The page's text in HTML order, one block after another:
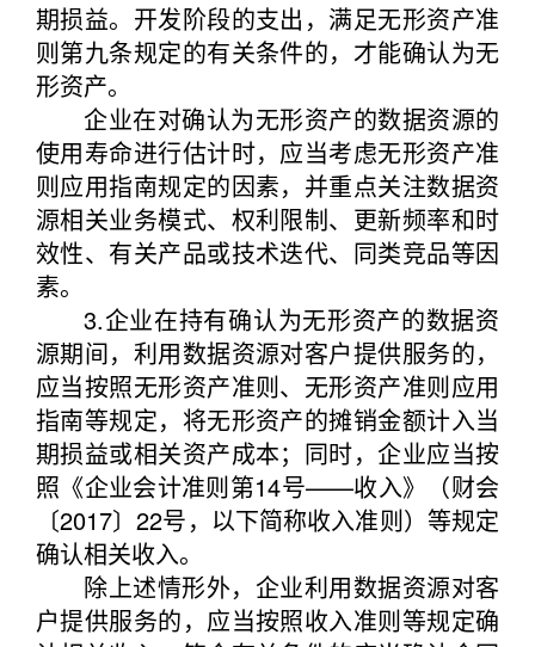
期损益。开发阶段的支出，满足无形资产准
则第九条规定的有关条件的，才能确认为无
形资产。
企业在对确认为无形资产的数据资源的
使用寿命进行估计时，应当考虑无形资产准
则应用指南规定的因素，并重点关注数据资
源相关业务模式、权利限制、更新频率和时
效性、有关产品或技术迭代、同类竞品等因
素。
3.企业在持有确认为无形资产的数据资
源期间，利用数据资源对客户提供服务的，
应当按照无形资产准则、无形资产准则应用
指南等规定，将无形资产的摊销金额计入当
期损益或相关资产成本；同时，企业应当按
照《企业会计准则第14号——收入》（财会
〔2017〕22号，以下简称收入准则）等规定
确认相关收入。
除上述情形外，企业利用数据资源对客
户提供服务的，应当按照收入准则等规定确